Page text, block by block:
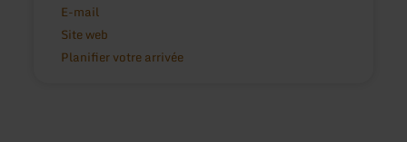
E-mail
Site web
Planifier votre arrivée